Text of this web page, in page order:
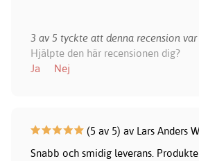
3 av 5 tyckte att denna recension
Hjälpte den här recensionen dig?
Ja
Nej
(5 av 5) av Lars Anders
Snabb och smidig leverans.